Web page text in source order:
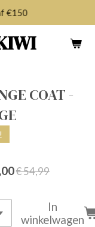
€150
COAT -
€ 54,99
In
winkelwagen